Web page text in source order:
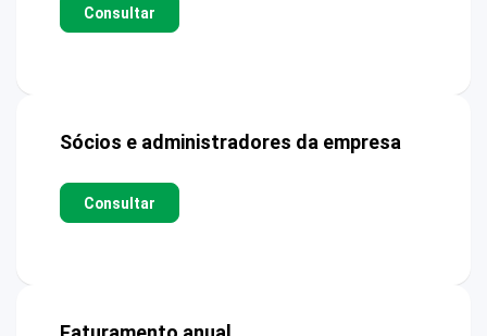
Consultar
Sócios e administradores da empresa
Consultar